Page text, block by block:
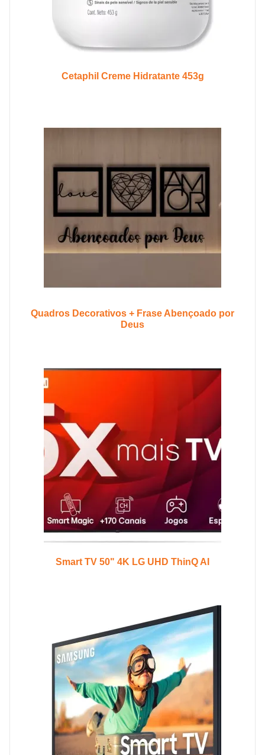
Cetaphil Creme Hidratante 453g
Quadros Decorativos + Frase Abençoado por
Deus
Smart TV 50" 4K LG UHD ThinQ AI